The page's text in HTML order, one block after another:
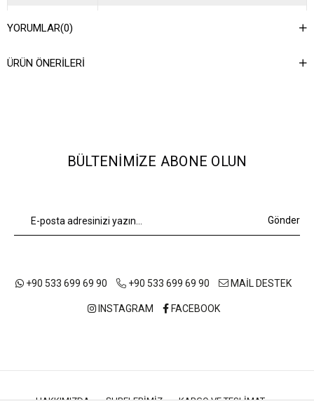
YORUMLAR(0)
ÜRÜN ÖNERILERI
BÜLTENIMIZE ABONE OLUN
Gönder
+90 533 699 69 90 +90 533 699 69 90 MAİL DESTEK
INSTAGRAM FACEBOOK
HAKKIMIZDA ŞUBELERIMIZ
KARGO VE TESLIMAT